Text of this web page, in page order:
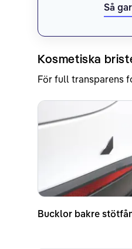
Så
Kosmetiska
För full transparens
Bucklor bakre